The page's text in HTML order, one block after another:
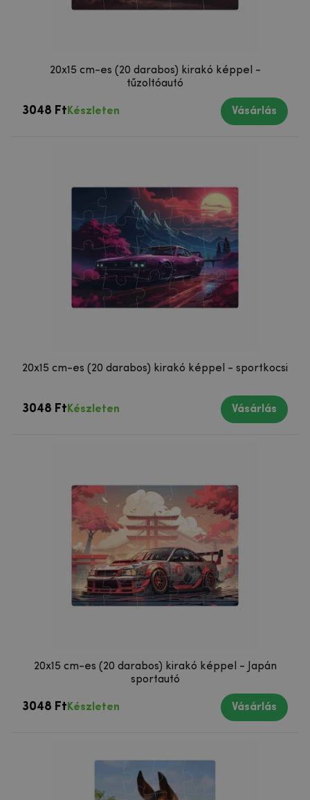
20x15 cm-es (20 darabos) kirakó képpel -
tűzoltóautó
3048 Ft Készleten Vásárlás
20x15 cm-es (20 darabos) kirakó képpel - sportkocsi
3048 Ft Készleten Vásárlás
20x15 cm-es (20 darabos) kirakó képpel - Japán
sportautó
3048 Ft Készleten Vásárlás